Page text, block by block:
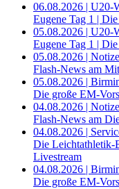
06.08.2026 | U20-
Eugene Tag 1 |
05.08.2026 | U20-
Eugene Tag 1 |
05.08.2026 |
Flash-News am
05.08.2026 |
Die große EM-
04.08.2026 |
Flash-News am
04.08.2026 |
Die
Livestream
04.08.2026 |
Die große EM-